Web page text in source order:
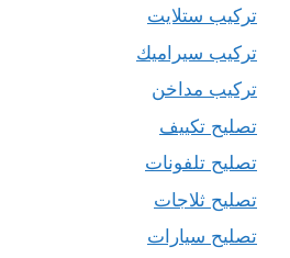
تركيب ستلايت
تركيب سيراميك
تركيب مداخن
تصليح تكييف
تصليح تلفونات
تصليح ثلاجات
تصليح سيارات